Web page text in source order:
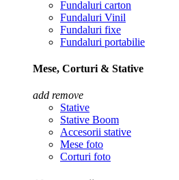
Fundaluri carton
Fundaluri Vinil
Fundaluri fixe
Fundaluri portabilie
Mese, Corturi & Stative
add remove
Stative
Stative Boom
Accesorii stative
Mese foto
Corturi foto